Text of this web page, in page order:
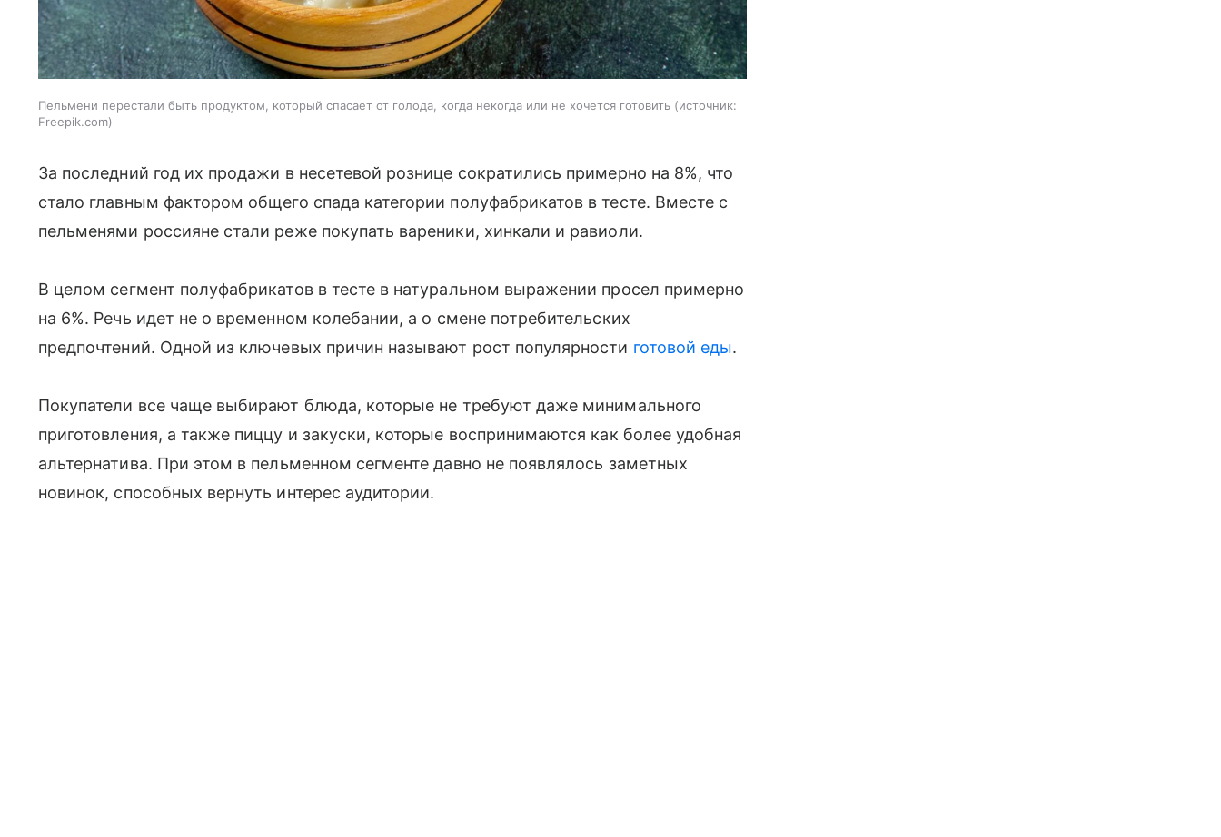
Пельмени перестали быть продуктом, который спасает от голода, когда некогда или не хочется готовить
источник:
Freepik.com
За последний год их продажи в несетевой рознице сократились примерно на 8%, что
стало главным фактором общего спада категории полуфабрикатов в тесте. Вместе с
пельменями россияне стали реже покупать вареники, хинкали и равиоли.
В целом сегмент полуфабрикатов в тесте в натуральном выражении просел примерно
на 6%. Речь идет не о временном колебании, а о смене потребительских
предпочтений. Одной из ключевых причин называют рост популярности готовой еды.
Покупатели все чаще выбирают блюда, которые не требуют даже минимального
приготовления, а также пиццу и закуски, которые воспринимаются как более удобная
альтернатива. При этом в пельменном сегменте давно не появлялось заметных
новинок, способных вернуть интерес аудитории.